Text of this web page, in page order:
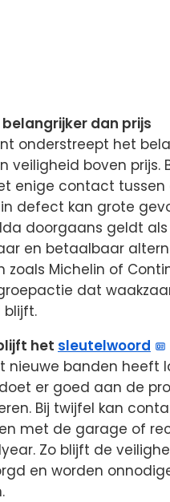
dan prijs
onderstreept het
veiligheid boven prijs.
enige contact tussen
defect kan grote
doorgaans geldt
en betaalbaar
zoals Michelin of
dat
blijft.
het sleutelwoord
nieuwe banden heeft
er goed aan de
Bij twijfel kan
met de garage of
Zo blijft de
en worden